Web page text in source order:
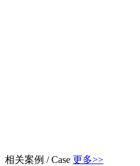
相关案例 / Case 更多>>